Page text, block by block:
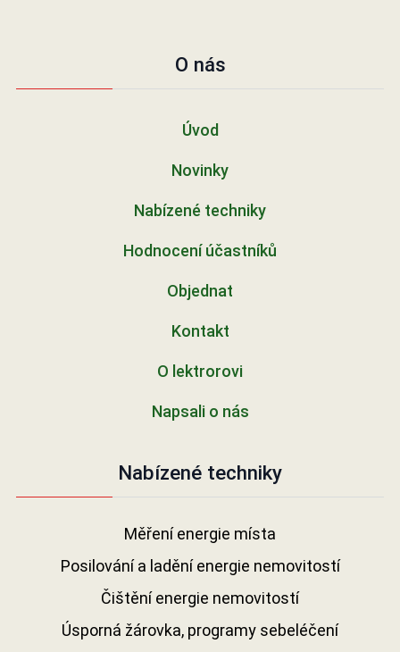
O nás
Úvod
Novinky
Nabízené techniky
Hodnocení účastníků
Objednat
Kontakt
O lektrorovi
Napsali o nás
Nabízené techniky
Měření energie místa
Posilování a ladění energie nemovitostí
Čištění energie nemovitostí
Úsporná žárovka, programy sebeléčení